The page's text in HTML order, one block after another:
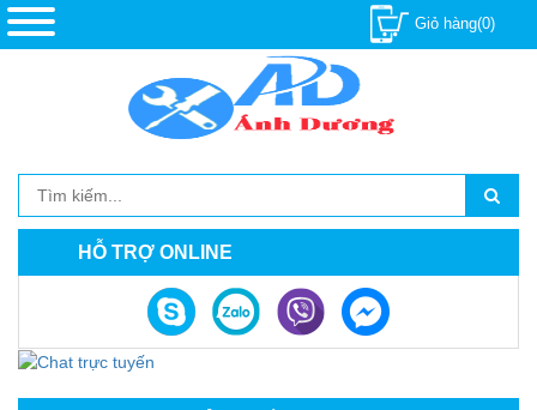
Giỏ hàng(0)
HỖ TRỢ ONLINE